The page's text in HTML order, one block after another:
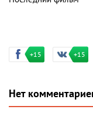
+15 +15
Нет